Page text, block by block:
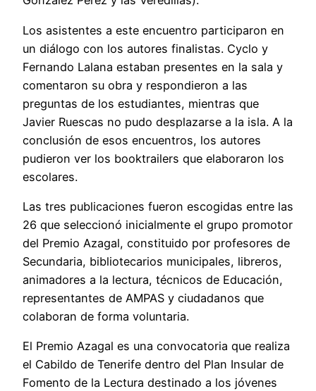
Los asistentes a este encuentro participaron en
un diálogo con los autores finalistas. Cyclo y
Fernando Lalana estaban presentes en la sala y
comentaron su obra y respondieron a las
preguntas de los estudiantes, mientras que
Javier Ruescas no pudo desplazarse a la isla. A la
conclusión de esos encuentros, los autores
pudieron ver los booktrailers que elaboraron los
escolares.
Las tres publicaciones fueron escogidas entre las
26 que seleccionó inicialmente el grupo promotor
del Premio Azagal, constituido por profesores de
Secundaria, bibliotecarios municipales, libreros,
animadores a la lectura, técnicos de Educación,
representantes de AMPAS y ciudadanos que
colaboran de forma voluntaria.
El Premio Azagal es una convocatoria que realiza
el Cabildo de Tenerife dentro del Plan Insular de
Fomento de la Lectura destinado a los jóvenes